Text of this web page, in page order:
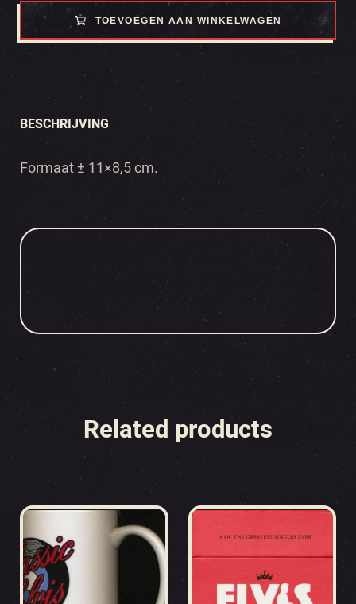
TOEVOEGEN AAN WINKELWAGEN
BESCHRIJVING
Formaat ± 11×8,5 cm.
Related products